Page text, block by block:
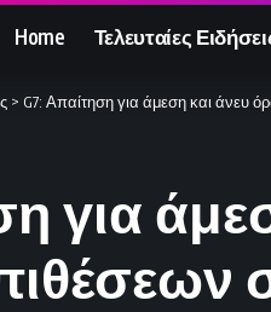
Home Τελευταίες
> G7: Απαίτηση για άμεση και άνευ
για